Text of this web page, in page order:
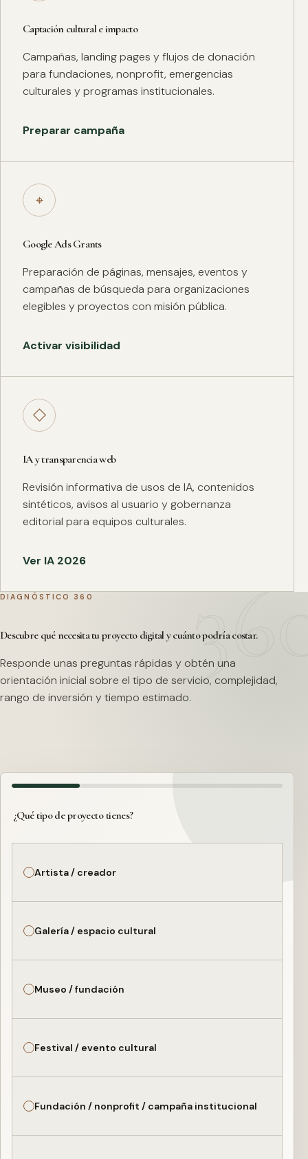
Captación cultural e impacto
Campañas, landing pages y flujos de donación
para fundaciones, nonprofit, emergencias
culturales y programas institucionales.
Preparar campaña
⌖
Google Ads Grants
Preparación de páginas, mensajes, eventos y
campañas de búsqueda para organizaciones
elegibles y proyectos con misión pública.
Activar visibilidad
◇
IA y transparencia web
Revisión informativa de usos de IA, contenidos
sintéticos, avisos al usuario y gobernanza
editorial para equipos culturales.
Ver IA 2026
DIAGNÓSTICO 360
Descubre qué necesita tu proyecto digital y cuánto podría costar.
Responde unas preguntas rápidas y obtén una
orientación inicial sobre el tipo de servicio, complejidad,
rango de inversión y tiempo estimado.
¿Qué tipo de proyecto tienes?
Artista / creador
Galería / espacio cultural
Museo / fundación
Festival / evento cultural
Fundación / nonprofit / campaña institucional